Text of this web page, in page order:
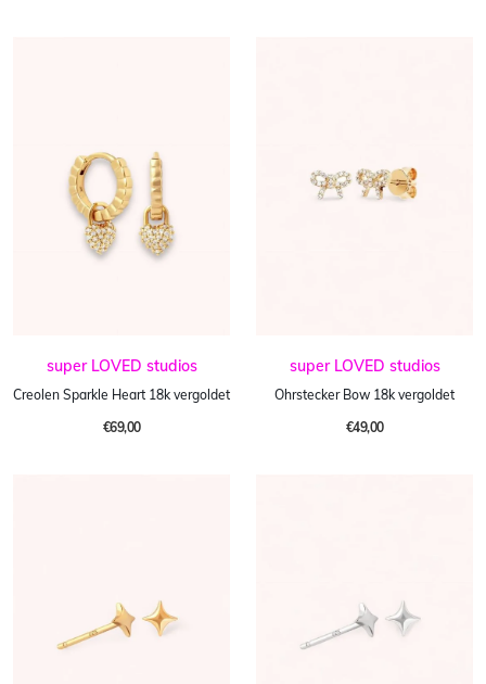
super LOVED studios
Creolen Sparkle Heart 18k vergoldet
€69,00
super LOVED studios
Ohrstecker Bow 18k vergoldet
€49,00